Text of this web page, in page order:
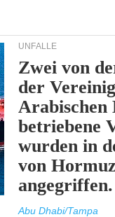
UNFÄLLE
Zwei von
der
Arabischen
betriebene
wurden in
von
angegriffen.
Abu Dhabi/Tampa